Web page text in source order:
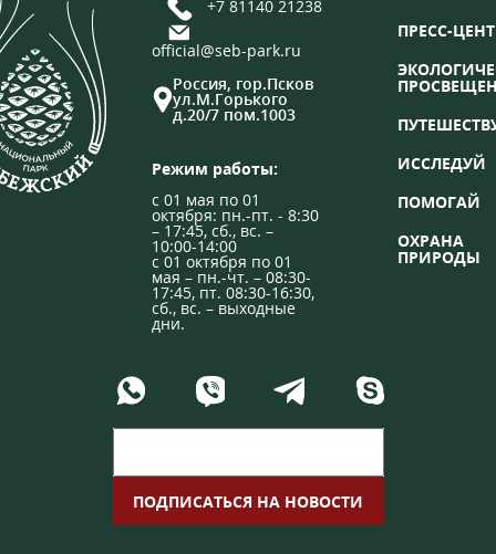
+7 81140 21238
official@seb-park.ru
Россия, гор.Псков
ул.М.Горького
д.20/7 пом.1003
Режим работы:
с 01 мая по 01
октября: пн.-пт. - 8:30
– 17:45, сб., вс. –
10:00-14:00
с 01 октября по 01
мая – пн.-чт. – 08:30-
17:45, пт. 08:30-16:30,
сб., вс. – выходные
дни.
ПРЕСС-
ИССЛЕДУЙ
ПОМОГАЙ
ОХРАНА
ПРИРОДЫ